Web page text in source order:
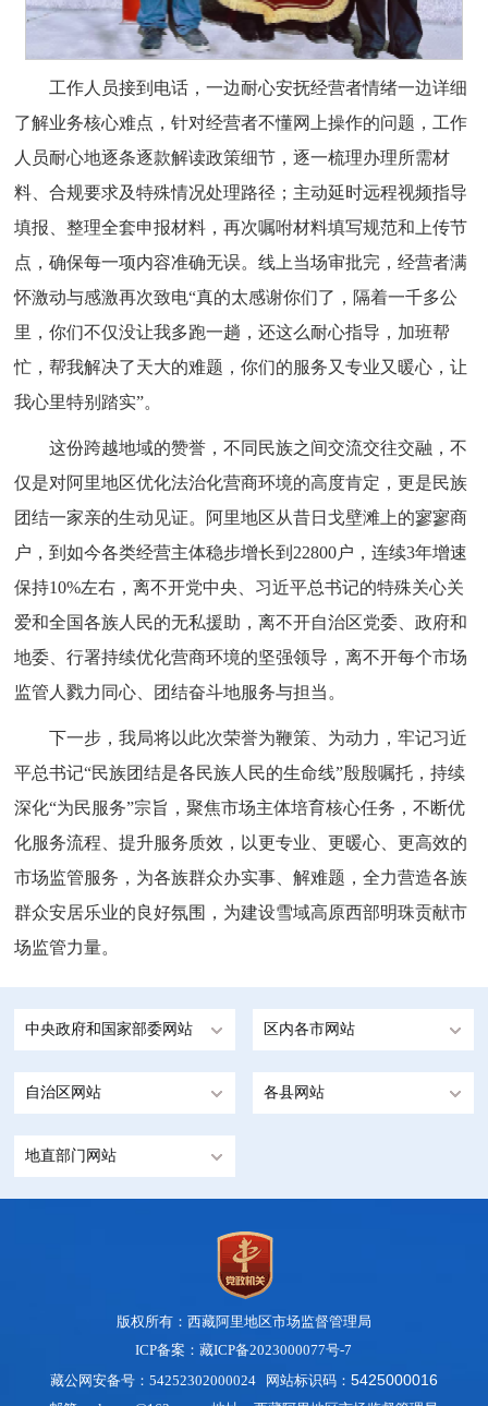
工作人员接到电话，一边耐心安抚经营者情绪一边详细
了解业务核心难点，针对经营者不懂网上操作的问题，工作
人员耐心地逐条逐款解读政策细节，逐一梳理办理所需材
料、合规要求及特殊情况处理路径；主动延时远程视频指导
填报、整理全套申报材料，再次嘱咐材料填写规范和上传节
点，确保每一项内容准确无误。线上当场审批完，经营者满
怀激动与感激再次致电“真的太感谢你们了，隔着一千多公
里，你们不仅没让我多跑一趟，还这么耐心指导，加班帮
忙，帮我解决了天大的难题，你们的服务又专业又暖心，让
我心里特别踏实”。
这份跨越地域的赞誉，不同民族之间交流交往交融，不
仅是对阿里地区优化法治化营商环境的高度肯定，更是民族
团结一家亲的生动见证。阿里地区从昔日戈壁滩上的寥寥商
户，到如今各类经营主体稳步增长到22800户，连续3年增速
保持10%左右，离不开党中央、习近平总书记的特殊关心关
爱和全国各族人民的无私援助，离不开自治区党委、政府和
地委、行署持续优化营商环境的坚强领导，离不开每个市场
监管人戮力同心、团结奋斗地服务与担当。
下一步，我局将以此次荣誉为鞭策、为动力，牢记习近
平总书记“民族团结是各民族人民的生命线”殷殷嘱托，持续
深化“为民服务”宗旨，聚焦市场主体培育核心任务，不断优
化服务流程、提升服务质效，以更专业、更暖心、更高效的
市场监管服务，为各族群众办实事、解难题，全力营造各族
群众安居乐业的良好氛围，为建设雪域高原西部明珠贡献市
场监管力量。
中央政府和国家部委网站 区内各市网站
自治区网站 各县网站
地直部门网站
版权所有：西藏阿里地区市场监督管理局
ICP备案：藏ICP备2023000077号-7
藏公网安备号：54252302000024 网站标识码： 5425000016